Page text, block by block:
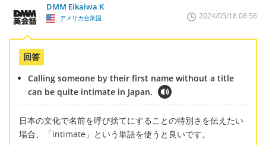
DMM Eikaiwa K
アメリカ合衆国 2024/05/18 08:56
回答
Calling someone by their first name without a title
can be quite intimate in Japan.
日本の文化で名前を呼び捨てにすることの特別さを伝えたい
場合、「intimate」という単語を使うと良いです。